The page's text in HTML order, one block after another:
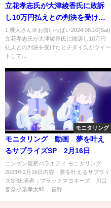
立花孝志氏が大津綾香氏に敗訴
し10万円払えとの判決を受けた
とチダイ氏がツイートしていた
ことについて
1:廃人さん＠お腹いっぱい2024.08.10(Sat)
立花孝志氏が大津綾香氏に敗訴し10万円
払えとの判決を受けたとチダイ氏がツイー
トして...
モニタリング
モニタリング 動画 夢を叶え
るサプライズSP 2月16日
ニンゲン観察バラエティ モニタリング
2023年2月16日内容：夢を叶えるサプライ
ズSP出演者：ブラックマヨネーズ 川口
春奈小泉孝太郎 笹野...